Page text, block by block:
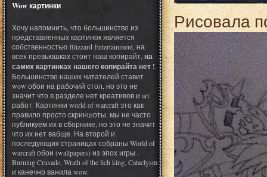
Wow картинки
Хочу напомнить, что большинство из
представленных картинок является
собственностью Blizzard Entertainment, на
всех превьюшках стоит наш копирайт, на
самих картинках нашего копирайта нет !.
Большинство наших читателей ставит
wow обои на рабочий стол, но это не
значит что в разделе нет креативов и art
работ. Картинки world of warcraft это как
правило просто скриншоты, мы не часто
публикуем их в сборнике, но это не значит
что их нет вабще. На второй и
последующих страницах собраны World of
warcraft обои (wallpapers) из эпох игры -
Burning Crusade, Wrath of the lich king, Cataclysm
и канечно ванила wow.
Рисовала